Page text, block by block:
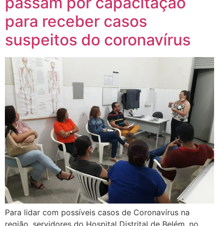
para receber casos
suspeitos do coronavírus
Para lidar com possíveis casos de Coronavírus na